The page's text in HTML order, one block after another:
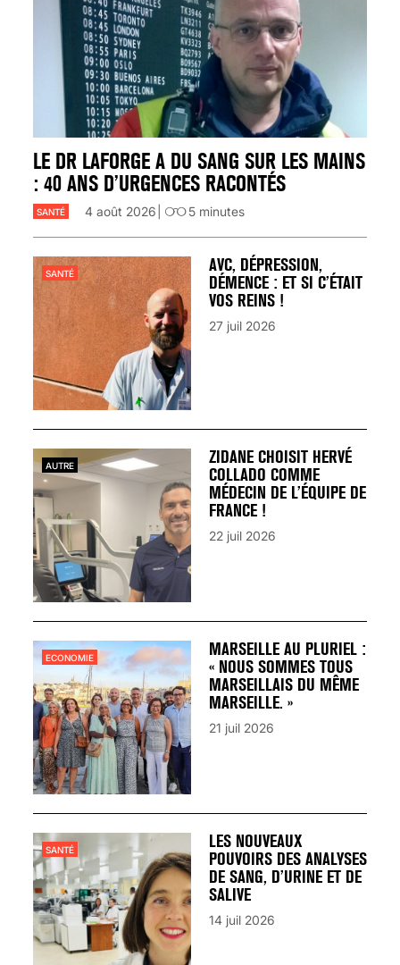
LE DR LAFORGE A DU SANG SUR LES MAINS
: 40 ANS D’URGENCES RACONTÉS
SANTÉ 4 août 2026 5 minutes
AVC, DÉPRESSION,
DÉMENCE : ET SI C’ÉTAIT
VOS REINS !
SANTÉ
27 juil 2026
ZIDANE CHOISIT HERVÉ
COLLADO COMME
MÉDECIN DE L’ÉQUIPE DE
FRANCE !
AUTRE
22 juil 2026
MARSEILLE AU PLURIEL :
« NOUS SOMMES TOUS
MARSEILLAIS DU MÊME
MARSEILLE. »
ECONOMIE
21 juil 2026
LES NOUVEAUX
POUVOIRS DES ANALYSES
DE SANG, D’URINE ET DE
SALIVE
SANTÉ
14 juil 2026